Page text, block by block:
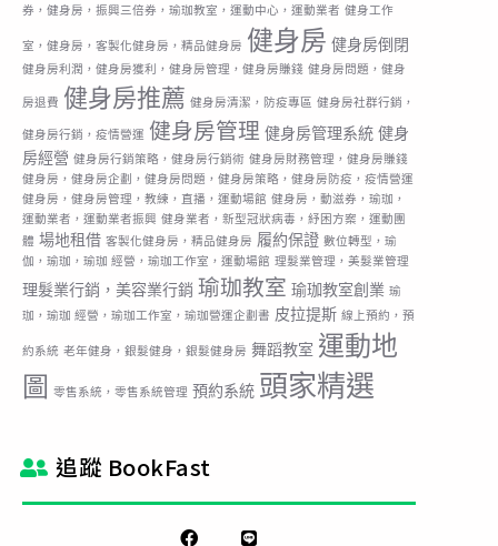
券，健身房，振興三倍券，瑜珈教室，運動中心，運動業者 健身工作
室，健身房，客製化健身房，精品健身房 健身房 健身房倒閉
健身房利潤，健身房獲利，健身房管理，健身房賺錢 健身房問題，健身
房退費 健身房推薦 健身房清潔，防疫專區 健身房社群行銷，
健身房行銷，疫情營運 健身房管理 健身房管理系統 健身
房經營 健身房行銷策略，健身房行銷術 健身房財務管理，健身房賺錢
健身房，健身房企劃，健身房問題，健身房策略，健身房防疫，疫情營運
健身房，健身房管理，教練，直播，運動場館 健身房，動滋券，瑜珈，
運動業者，運動業者振興 健身業者，新型冠狀病毒，紓困方案，運動團
體 場地租借 客製化健身房，精品健身房 履約保證 數位轉型，瑜
伽，瑜珈，瑜珈 經營，瑜珈工作室，運動場館 理髮業管理，美髮業管理
理髮業行銷，美容業行銷 瑜珈教室 瑜珈教室創業 瑜
珈，瑜珈 經營，瑜珈工作室，瑜珈營運企劃書 皮拉提斯 線上預約，預
約系統 老年健身，銀髮健身，銀髮健身房 舞蹈教室 運動地
圖
零售系統，零售系統管理 預約系統 頭家精選
追蹤 BookFast